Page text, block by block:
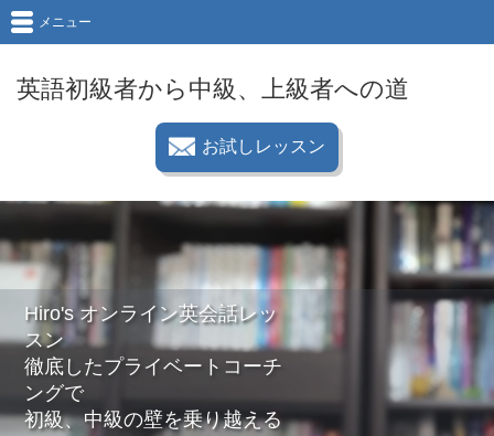
英語初級者から中級、上級者への道
お試しレッスン
メニュー
Hiro's オンライン英会話レッ
スン
徹底したプライベートコーチ
ングで
初級、中級の壁を乗り越える